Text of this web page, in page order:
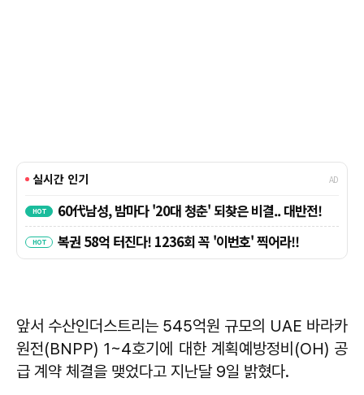
앞서 수산인더스트리는 545억원 규모의 UAE 바라카
원전(BNPP) 1~4호기에 대한 계획예방정비(OH) 공
급 계약 체결을 맺었다고 지난달 9일 밝혔다.